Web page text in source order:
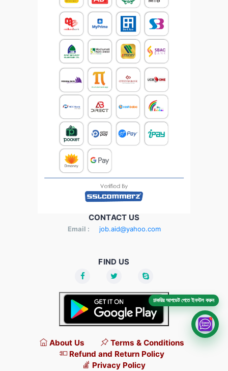
CONTACT US
Email : job.aid@yahoo.com
FIND US
About Us
Terms & Conditions
Refund and Return Policy
Privacy Policy
চাকরির আপডেট পেতে ইনস্টল করুন